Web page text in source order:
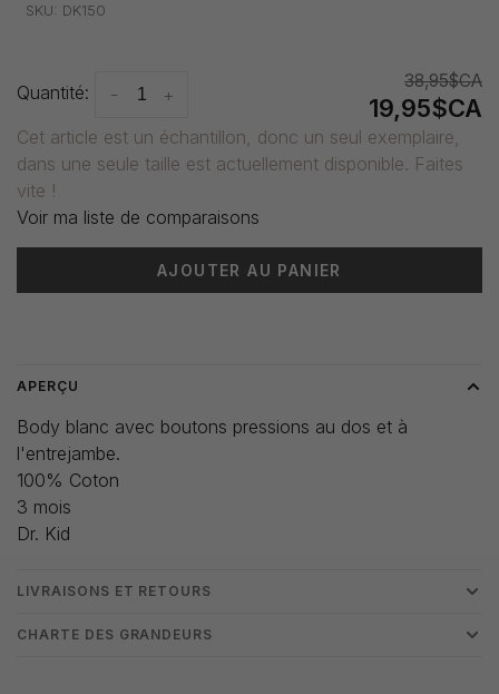
SKU: DK150
Quantité: +
-
38,95$CA
19,95$CA
Cet article est un échantillon, donc un seul exemplaire,
dans une seule taille est actuellement disponible. Faites
vite !
Voir ma liste de comparaisons
AJOUTER AU PANIER
APERÇU
Body blanc avec boutons pressions au dos et à
l'entrejambe.
100% Coton
3 mois
Dr. Kid
LIVRAISONS ET RETOURS
CHARTE DES GRANDEURS